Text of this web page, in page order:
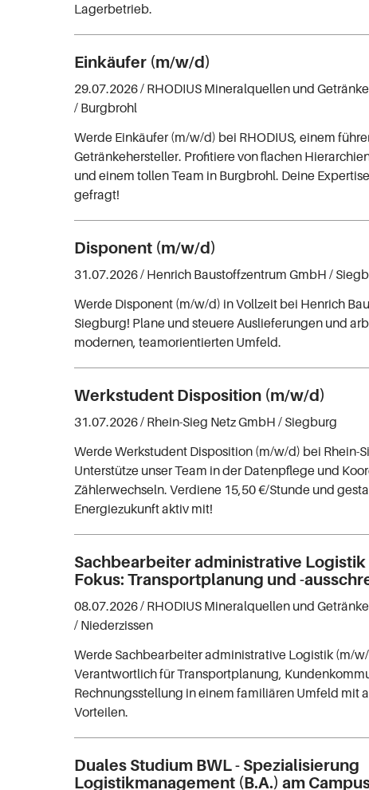
Lagerbetrieb.
Einkäufer (m/w/d)
29.07.2026 / RHODIUS Mineralquellen und
/ Burgbrohl
Werde Einkäufer (m/w/d) bei RHODIUS, einem
Getränkehersteller. Profitiere von flachen
und einem tollen Team in Burgbrohl. Deine
gefragt!
Disponent (m/w/d)
31.07.2026 / Henrich Baustoffzentrum GmbH /
Werde Disponent (m/w/d) in Vollzeit bei Henrich
Siegburg! Plane und steuere Auslieferungen und
modernen, teamorientierten Umfeld.
Werkstudent Disposition (m/w/d)
31.07.2026 / Rhein-Sieg Netz GmbH / Siegburg
Werde Werkstudent Disposition (m/w/d) bei Rhein-
Unterstütze unser Team in der Datenpflege und
Zählerwechseln. Verdiene 15,50 €/Stunde und
Energiezukunft aktiv mit!
Sachbearbeiter administrative
Fokus: Transportplanung und -
08.07.2026 / RHODIUS Mineralquellen und
/ Niederzissen
Werde Sachbearbeiter administrative Logistik (m/w/
Verantwortlich für Transportplanung,
Rechnungsstellung in einem familiären Umfeld mit
Vorteilen.
Duales Studium BWL - Spezialisierung
Logistikmanagement (B.A.) am